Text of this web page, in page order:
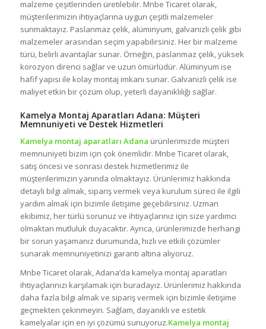
malzeme çeşitlerinden üretilebilir. Mnbe Ticaret olarak,
müşterilerimizin ihtiyaçlarına uygun çeşitli malzemeler
sunmaktayız. Paslanmaz çelik, alüminyum, galvanizli çelik gibi
malzemeler arasından seçim yapabilirsiniz. Her bir malzeme
türü, belirli avantajlar sunar. Örneğin, paslanmaz çelik, yüksek
korozyon direnci sağlar ve uzun ömürlüdür. Alüminyum ise
hafif yapısı ile kolay montaj imkanı sunar. Galvanizli çelik ise
maliyet etkin bir çözüm olup, yeterli dayanıklılığı sağlar.
Kamelya Montaj Aparatları Adana: Müşteri
Memnuniyeti ve Destek Hizmetleri
Kamelya montaj aparatları Adana ürünlerimizde müşteri
memnuniyeti bizim için çok önemlidir. Mnbe Ticaret olarak,
satış öncesi ve sonrası destek hizmetlerimiz ile
müşterilerimizin yanında olmaktayız. Ürünlerimiz hakkında
detaylı bilgi almak, sipariş vermek veya kurulum süreci ile ilgili
yardım almak için bizimle iletişime geçebilirsiniz. Uzman
ekibimiz, her türlü sorunuz ve ihtiyaçlarınız için size yardımcı
olmaktan mutluluk duyacaktır. Ayrıca, ürünlerimizde herhangi
bir sorun yaşamanız durumunda, hızlı ve etkili çözümler
sunarak memnuniyetinizi garanti altına alıyoruz.
Mnbe Ticaret olarak, Adana’da kamelya montaj aparatları
ihtiyaçlarınızı karşılamak için buradayız. Ürünlerimiz hakkında
daha fazla bilgi almak ve sipariş vermek için bizimle iletişime
geçmekten çekinmeyin. Sağlam, dayanıklı ve estetik
kamelyalar için en iyi çözümü sunuyoruz.Kamelya montaj